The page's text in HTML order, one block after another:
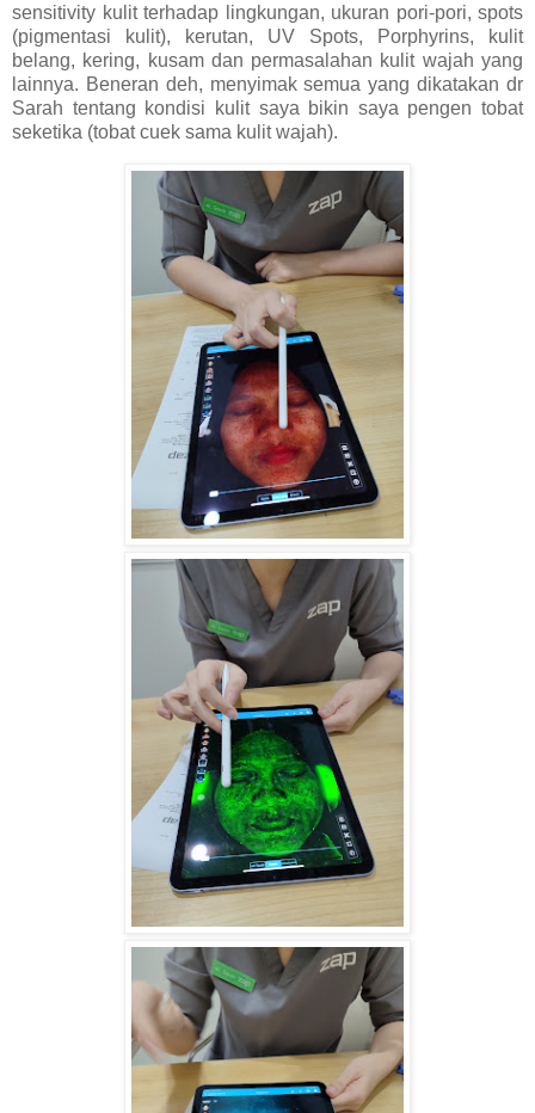
sensitivity kulit terhadap lingkungan, ukuran pori-pori, spots
(pigmentasi kulit), kerutan, UV Spots, Porphyrins, kulit
belang, kering, kusam dan permasalahan kulit wajah yang
lainnya. Beneran deh, menyimak semua yang dikatakan dr
Sarah tentang kondisi kulit saya bikin saya pengen tobat
seketika (tobat cuek sama kulit wajah).